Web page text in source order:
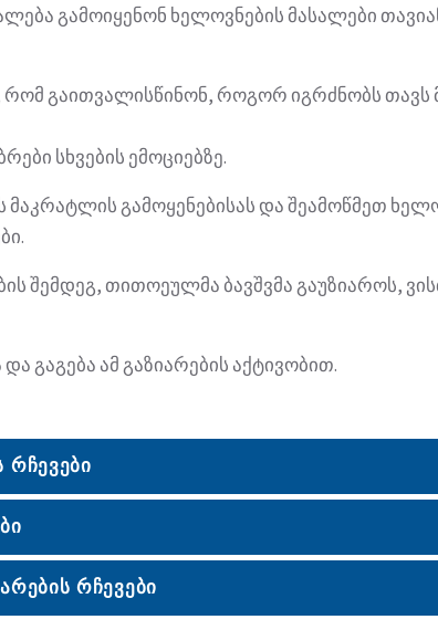
გამოიყენონ ხელოვნების მასალები
რომ გაითვალისწინონ, როგორ იგრძნობს თავს
სხვების ემოციებზე.
მაკრატლის გამოყენებისას და შეამოწმეთ
შემდეგ, თითოეულმა ბავშვმა გაუზიაროს,
გაგება ამ გაზიარების აქტივობით.
რჩევები
რჩევები